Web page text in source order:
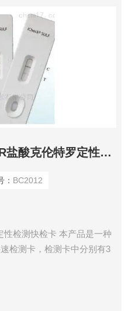
BC2012科乐福 CLOVER盐酸克伦特罗定性检测快检卡
： BC2012
检测快检卡 本产品是一种
检测卡，检测卡中分别有3
均为0.5ng/ml。